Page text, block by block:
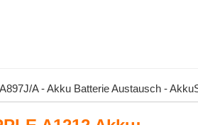
A - Akku Batterie Austausch -